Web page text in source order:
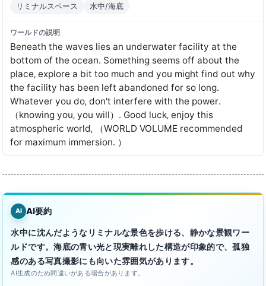
リミナルスペース 水中/海底
ワールドの説明
Beneath the waves lies an underwater facility at the
bottom of the ocean․ Something seems off about the
place‚ explore a bit too much and you might find out why
the facility has been left abandoned for so long․
Whatever you do‚ don't interfere with the power․
（knowing you‚ you will）․ Good luck‚ enjoy this
atmospheric world‚ （WORLD VOLUME recommended
for maximum immersion․ ）
AI AI要約
水中に沈んだようなリミナルな景色を歩ける、静かな景観ワー
ルドです。海底の青い光と現実離れした構造が印象的で、孤独
感のある写真撮影にも向いた雰囲気があります。
AI生成のため間違いがある場合があります。